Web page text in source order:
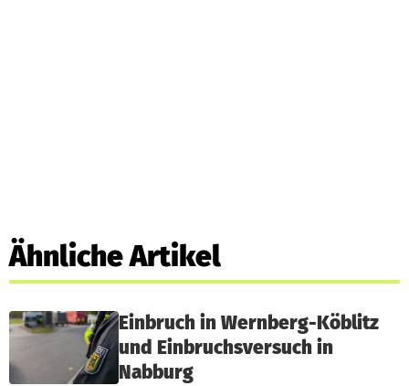
Ähnliche Artikel
Einbruch in Wernberg-Köblitz
und Einbruchsversuch in
Nabburg